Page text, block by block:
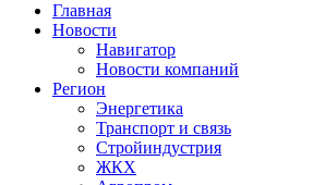
Главная
Новости
Навигатор
Новости компаний
Регион
Энергетика
Транспорт и связь
Стройиндустрия
ЖКХ